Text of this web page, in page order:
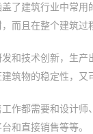
了建筑行业中常
而且在整个建筑过
和技术创新，生
筑物的稳定性，又
作都需要和设计
和直接销售等等。